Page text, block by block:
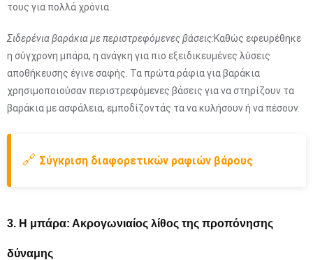
τους για πολλά χρόνια.
Σιδερένια βαράκια με περιστρεφόμενες βάσεις:Καθώς εφευρέθηκε
η σύγχρονη μπάρα, η ανάγκη για πιο εξειδικευμένες λύσεις
αποθήκευσης έγινε σαφής. Τα πρώτα ράφια για βαράκια
χρησιμοποιούσαν περιστρεφόμενες βάσεις για να στηρίζουν τα
βαράκια με ασφάλεια, εμποδίζοντάς τα να κυλήσουν ή να πέσουν.
🔗 Σύγκριση διαφορετικών ραφιών βάρους
3. Η μπάρα: Ακρογωνιαίος λίθος της προπόνησης
δύναμης